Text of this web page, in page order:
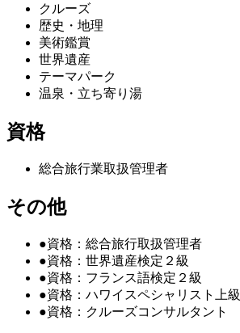
クルーズ
歴史・地理
美術鑑賞
世界遺産
テーマパーク
温泉・立ち寄り湯
資格
総合旅行業取扱管理者
その他
●資格：総合旅行取扱管理者
●資格：世界遺産検定２級
●資格：フランス語検定２級
●資格：ハワイスペシャリスト上級
●資格：クルーズコンサルタント